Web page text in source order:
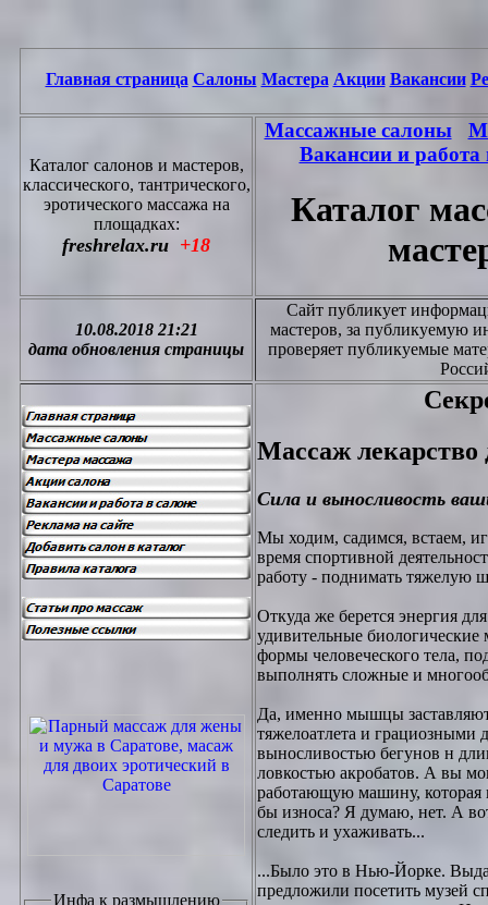
Главная страница Салоны Мастера Акции Вакансии
Каталог салонов и мастеров,
классического, тантрического,
эротического массажа на
площадках:
freshrelax.ru +18
Массажные салоны
Вакансии и работа
Каталог
10.08.2018 21:21
дата обновления страницы
Сайт публикует
мастеров, за публикуемую
проверяет публикуемые
Инфа к размышлению
Массаж лекарство
Сила и выносливость
Мы ходим, садимся, встаем,
время спортивной
работу - поднимать тяжелую
Откуда же берется энергия
удивительные
формы человеческого тела,
выполнять сложные и
Да, именно мышцы
тяжелоатлета и
выносливостью бегунов н
ловкостью акробатов. А вы
работающую машину, которая
бы износа? Я думаю, нет. А
следить и ухаживать...
...Было это в Нью-Йорке.
предложили посетить музей